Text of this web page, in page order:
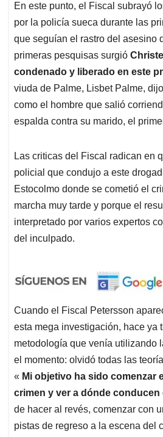
En este punto, el Fiscal subrayó
por la policía sueca durante las
que seguían el rastro del asesino
primeras pesquisas surgió
condenado y liberado en este
viuda de Palme, Lisbet Palme,
como el hombre que salió
espalda contra su marido, el
Las criticas del Fiscal radican en
policial que condujo a este
Estocolmo donde se cometió el
marcha muy tarde y porque el
interpretado por varios expertos
del inculpado.
Cuando el Fiscal Petersson
esta mega investigación, hace ya
metodología que venía utilizando
el momento: olvidó todas las
« Mi objetivo ha sido comenzar
crimen y ver a dónde conducen
de hacer al revés, comenzar con
pistas de regreso a la escena del